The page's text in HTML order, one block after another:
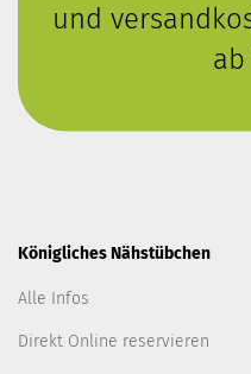
und
ab
Königliches Nähstübchen
Alle Infos
Direkt Online reservieren